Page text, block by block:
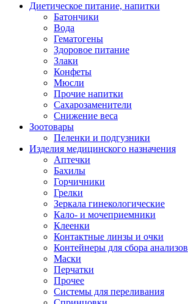
Диетическое питание, напитки
Батончики
Вода
Гематогены
Здоровое питание
Злаки
Конфеты
Мюсли
Прочие напитки
Сахарозаменители
Снижение веса
Зоотовары
Пеленки и подгузники
Изделия медицинского назначения
Аптечки
Бахилы
Горчичники
Грелки
Зеркала гинекологические
Кало- и мочеприемники
Клеенки
Контактные линзы и очки
Контейнеры для сбора анализов
Маски
Перчатки
Прочее
Системы для переливания